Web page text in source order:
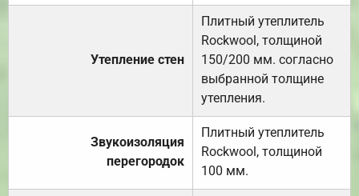
Утепление стен
Плитный утеплитель
Rockwool, толщиной
150/200 мм. согласно
выбранной толщине
утепления.
Звукоизоляция
перегородок
Плитный утеплитель
Rockwool, толщиной
100 мм.